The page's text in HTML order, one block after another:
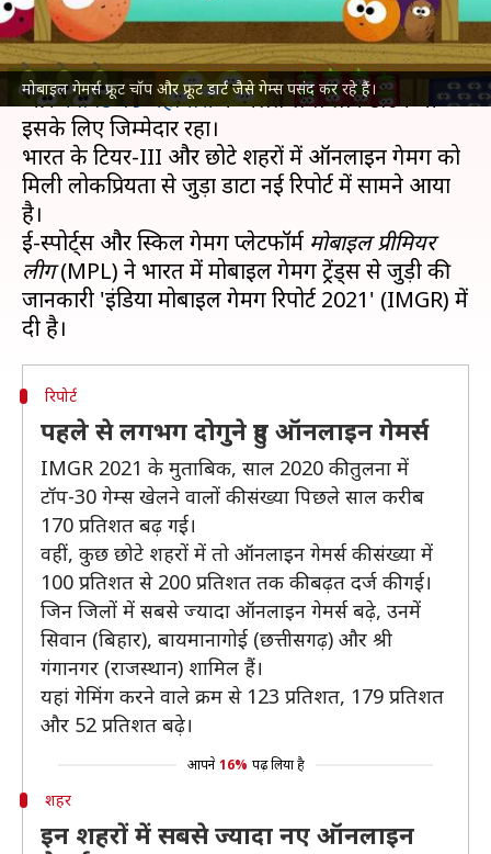
मोबाइल गेमर्स फ्रूट चॉप और फ्रूट डार्ट जैसे गेम्स पसंद कर रहे हैं।
क्या है खबर?
मोबाइल गेमिंग का क्रेज बीते कुछ साल में तेजी से बढ़ा है
औरकोविड-19 महामारीके चलते लगा लॉकडाउन भी
इसके लिए जिम्मेदार रहा।
भारत के टियर-III और छोटे शहरों में ऑनलाइन गेमिंग को
मिली लोकप्रियता से जुड़ा डाटा नई रिपोर्ट में सामने आया
है।
ई-स्पोर्ट्स और स्किल गेमिंग प्लेटफॉर्म मोबाइल प्रीमियर
लीग(MPL) ने भारत में मोबाइल गेमिंग ट्रेंड्स से जुड़ी की
जानकारी 'इंडिया मोबाइल गेमिंग रिपोर्ट 2021' (IMGR) में
रिपोर्ट
पहले से लगभग दोगुने हुए ऑनलाइन गेमर्स
IMGR 2021 के मुताबिक, साल 2020 की तुलना में
टॉप-30 गेम्स खेलने वालों की संख्या पिछले साल करीब
170 प्रतिशत बढ़ गई।
वहीं, कुछ छोटे शहरों में तो ऑनलाइन गेमर्स की संख्या में
100 प्रतिशत से 200 प्रतिशत तक की बढ़त दर्ज की गई।
जिन जिलों में सबसे ज्यादा ऑनलाइन गेमर्स बढ़े, उनमें
सिवान (बिहार), बायमानागोई (छत्तीसगढ़) और श्री
गंगानगर (राजस्थान) शामिल हैं।
यहां गेमिंग करने वाले क्रम से 123 प्रतिशत, 179 प्रतिशत
और 52 प्रतिशत बढ़े।
आपने 16% पढ़ लिया है
शहर
इन शहरों में सबसे ज्यादा नए ऑनलाइन